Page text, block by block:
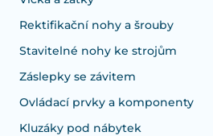
Rektifikační nohy a šrouby
Stavitelné nohy ke strojům
Záslepky se závitem
Ovládací prvky a komponenty
Kluzáky pod nábytek